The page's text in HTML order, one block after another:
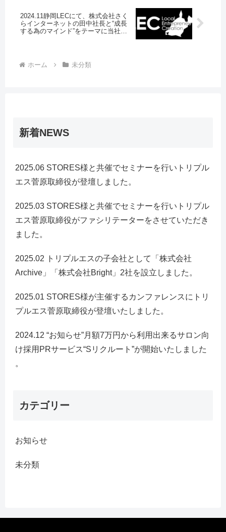
2024.11静岡LECにて、株式会社さく
らインターネットの田中社長と“成長
する為のマインド”をテーマに当社代
ホーム 未分類
新着NEWS
2025.06 STORES様と共催でセミナーを行いトリプル
エス菅原取締役が登壇しました。
2025.03 STORES様と共催でセミナーを行いトリプル
エス菅原取締役がファシリテーターをさせていただき
ました。
2025.02 トリプルエスの子会社として「株式会社
Archive」「株式会社Bright」2社を設立しました。
2025.01 STORES様が主催するカンファレンスにトリ
プルエス菅原取締役が登壇いたしました。
2024.12 “お知らせ”月額7万円から利用出来るサロン向
け採用PRサービス“Sリクルート”が開始いたしました
。
カテゴリー
お知らせ
未分類